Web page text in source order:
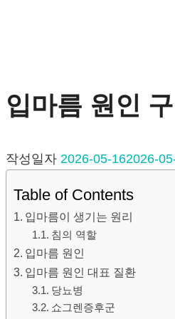
입마름 원인
작성일자 2026-05-162026-
Table of Contents
입마름이 생기는 원리
침의 역할
입마름 원인
입마름 원인 대표 질환
당뇨병
쇼그렌증후군